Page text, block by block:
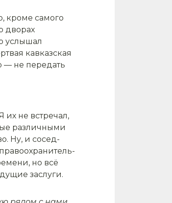
кроме само­го
дворах
услышал
кавказская
— не передать
не встре­чал,
различ­ными
Ну, и сосед­
но всё
заслуги.